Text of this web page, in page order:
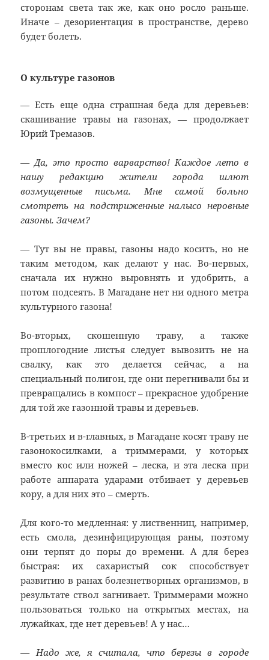
сторонам света так же, как оно росло раньше.
Иначе – дезориентация в пространстве, дерево
будет болеть.
О культуре газонов
— Есть еще одна страшная беда для деревьев:
скашивание травы на газонах, — продолжает
Юрий Тремазов.
— Да, это просто варварство! Каждое лето в
нашу редакцию жители города шлют
возмущенные письма. Мне самой больно
смотреть на подстриженные налысо неровные
газоны. Зачем?
— Тут вы не правы, газоны надо косить, но не
таким методом, как делают у нас. Во-первых,
сначала их нужно выровнять и удобрить, а
потом подсеять. В Магадане нет ни одного метра
культурного газона!
Во-вторых, скошенную траву, а также
прошлогодние листья следует вывозить не на
свалку, как это делается сейчас, а на
специальный полигон, где они перегнивали бы и
превращались в компост – прекрасное удобрение
для той же газонной травы и деревьев.
В-третьих и в-главных, в Магадане косят траву не
газонокосилками, а триммерами, у которых
вместо кос или ножей – леска, и эта леска при
работе аппарата ударами отбивает у деревьев
кору, а для них это – смерть.
Для кого-то медленная: у лиственниц, например,
есть смола, дезинфицирующая раны, поэтому
они терпят до поры до времени. А для берез
быстрая: их сахаристый сок способствует
развитию в ранах болезнетворных организмов, в
результате ствол загнивает. Триммерами можно
пользоваться только на открытых местах, на
лужайках, где нет деревьев! А у нас…
— Надо же, я считала, что березы в городе